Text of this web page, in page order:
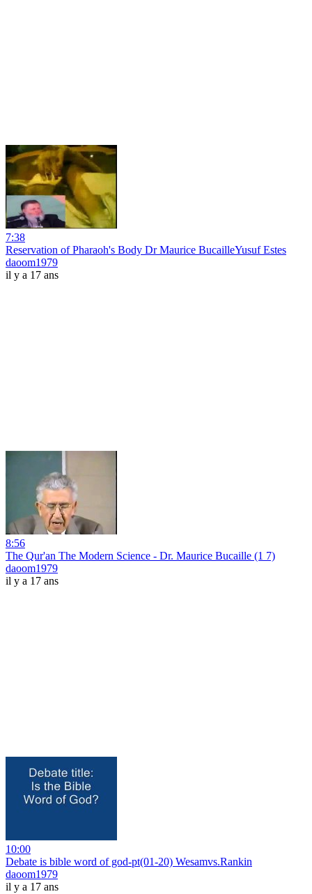
7:38
Reservation of Pharaoh's Body Dr Maurice BucailleYusuf Estes
daoom1979
il y a 17 ans
8:56
The Qur'an The Modern Science - Dr. Maurice Bucaille (1 7)
daoom1979
il y a 17 ans
10:00
Debate is bible word of god-pt(01-20) Wesamvs.Rankin
daoom1979
il y a 17 ans